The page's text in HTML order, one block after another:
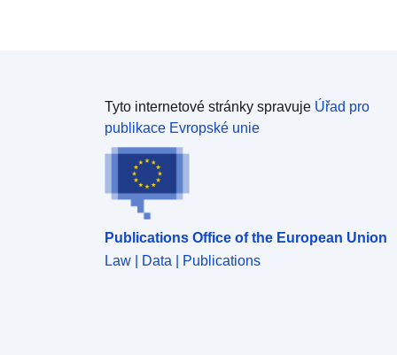
Tyto internetové stránky spravuje Úřad pro
publikace Evropské unie
Publications Office of the European Union
Law | Data | Publications